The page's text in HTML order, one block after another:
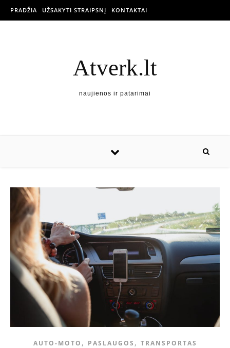
PRADŽIA UŽSAKYTI STRAIPSNĮ KONTAKTAI
Atverk.lt
naujienos ir patarimai
AUTO-MOTO , PASLAUGOS , TRANSPORTAS